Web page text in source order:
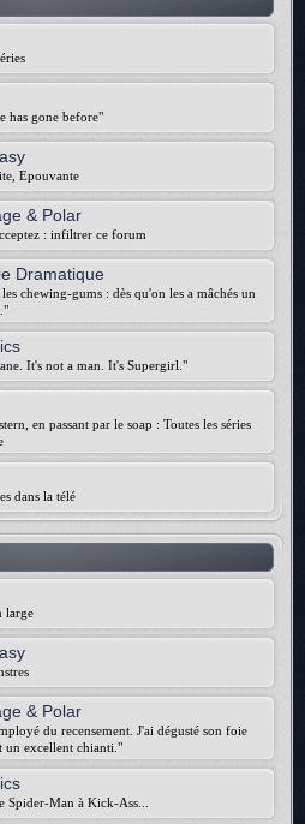
has gone before"
Epouvante
& Polar
: infiltrer ce forum
Dramatique
chewing-gums : dès qu'on les a mâchés un
It's not a man. It's Supergirl."
en passant par le soap : Toutes les séries
dans la télé
large
& Polar
du recensement. J'ai dégusté son foie
un excellent chianti."
Spider-Man à Kick-Ass...